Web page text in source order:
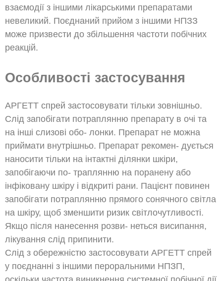
взаємодії з іншими лікарськими препаратами
невеликий. Поєднаний прийом з іншими НПЗЗ
може призвести до збільшення частоти побічних
реакцій.
Особливості застосування
АРГЕТТ спрей застосовувати тільки зовнішньо.
Слід запобігати потраплянню препарату в очі та
на інші слизові обо- лонки. Препарат не можна
приймати внутрішньо. Препарат рекомен- дується
наносити тільки на інтактні ділянки шкіри,
запобігаючи по- траплянню на поранену або
інфіковану шкіру і відкриті рани. Пацієнт повинен
запобігати потраплянню прямого сонячного світла
на шкіру, щоб зменшити ризик світлочутливості.
Якщо після нанесення розви- неться висипання,
лікування слід припинити.
Слід з обережністю застосовувати АРГЕТТ спрей
у поєднанні з іншими пероральними НПЗП,